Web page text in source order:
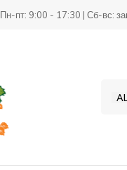
Пн-пт: 9:00 - 17:30 | Сб-вс: